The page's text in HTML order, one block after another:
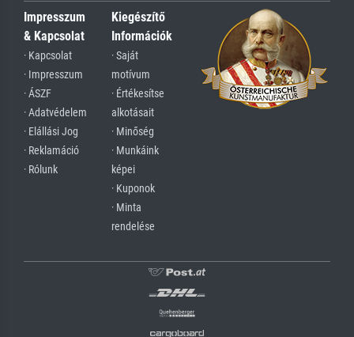
Impresszum
& Kapcsolat
· Kapcsolat
· Impresszum
· ÁSZF
· Adatvédelem
· Elállási Jog
· Reklamáció
· Rólunk
Kiegészítő
Információk
· Saját
motívum
· Értékesítse
alkotásait
· Minőség
· Munkáink
képei
· Kuponok
· Minta
rendelése